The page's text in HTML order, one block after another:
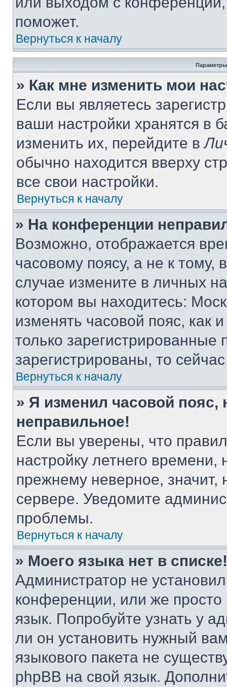
поможет.
Вернуться к началу
Параметры
» Как мне изменить мои
Если вы являетесь
ваши настройки хранятся в
изменить их, перейдите в
обычно находится вверху
все свои настройки.
Вернуться к началу
» На конференции
Возможно, отображается
часовому поясу, а не к тому,
случае измените в личных
котором вы находитесь:
изменять часовой пояс, как
только
зарегистрированы, то
Вернуться к началу
» Я изменил часовой пояс,
неправильное!
Если вы уверены, что
настройку летнего
прежнему неверное, значит,
сервере. Уведомите
проблемы.
Вернуться к началу
» Моего языка нет в списке!
Администратор не
конференции, или же
язык. Попробуйте узнать у
ли он установить нужный
языкового пакета не
phpBB на свой язык.